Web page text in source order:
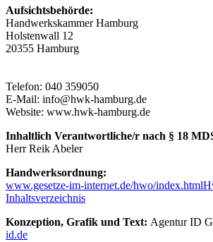
Aufsichtsbehörde:
Handwerkskammer Hamburg
Holstenwall 12
20355 Hamburg
Telefon: 040 359050
E-Mail: info@hwk-hamburg.de
Website: www.hwk-hamburg.de
Inhaltlich Verantwortliche/r nach § 18
Herr Reik Abeler
Handwerksordnung:
www.gesetze-im-internet.de/hwo/
Inhaltsverzeichnis
Konzeption, Grafik und Text: Agentur ID
id.de